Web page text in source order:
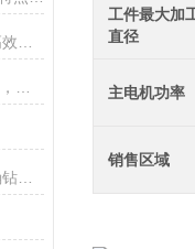
匠心独运，Z3032摇臂钻床：准确钻孔的艺术工匠
工件最大加
直径
主电机功率
销售区域